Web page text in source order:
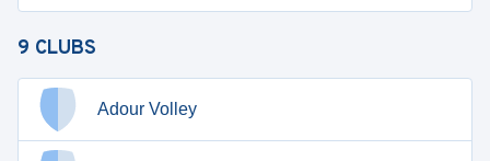
9 CLUBS
Adour Volley